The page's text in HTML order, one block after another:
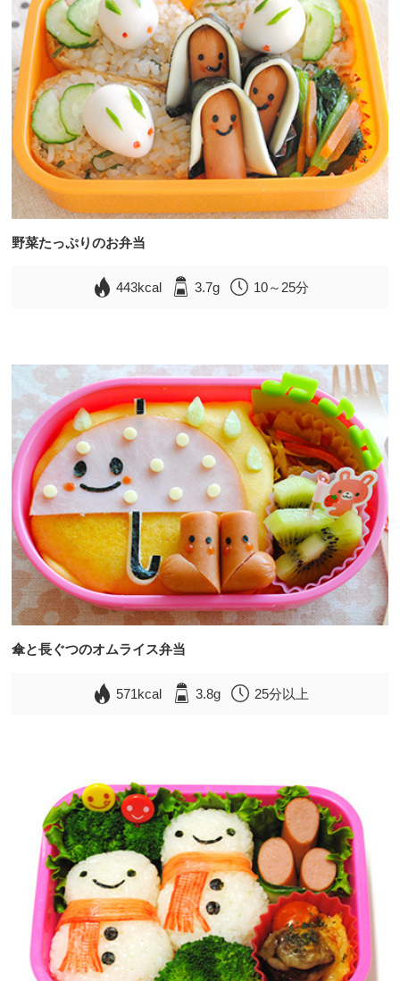
野菜たっぷりのお弁当
443kcal 3.7g 10～25分
傘と長ぐつのオムライス弁当
571kcal 3.8g 25分以上